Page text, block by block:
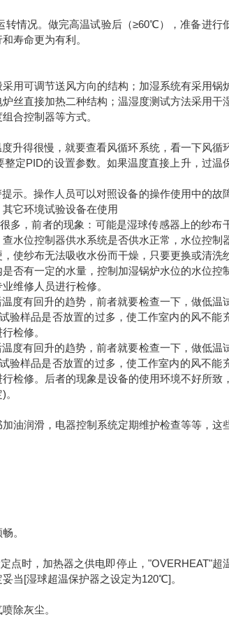
转情况。做完高温试验后（≥60℃），准备进行
寿命更为有利。
用可调节送风方向的结构；加湿系统有采用锅
丝直接加热二种结构；温湿度测试方法采用干
合控制器等方式。
升得很慢，就要查看风循环系统，看一下风循
定PID的设置参数。如果温度直接上升，过温
示。操作人员可以对照设备的操作使用中的故
它环境试验设备在使用
多，前者的现象：可能是湿球传感器上的纱布
水位控制器供水系统是否供水正常，水位控制
使纱布无法吸收水份而干燥，只要更换或清洗
否有一定的水量，控制加湿锅炉水位的水位控
维修人员进行检修。
度有回升的趋势，前者就要检查一下，做低温
验样品是否放置的过多，使工作室内的风不能
检修。
度有回升的趋势，前者就要检查一下，做低温
验样品是否放置的过多，使工作室内的风不能
检修。后者的现象是设备的使用环境不好所致
油润滑，电器控制系统定期维护检查等等，这
。
时，加热器之供电即停止，"OVERHEAT"超
当[湿球超温保护器之设定为120℃]。
除灰尘。